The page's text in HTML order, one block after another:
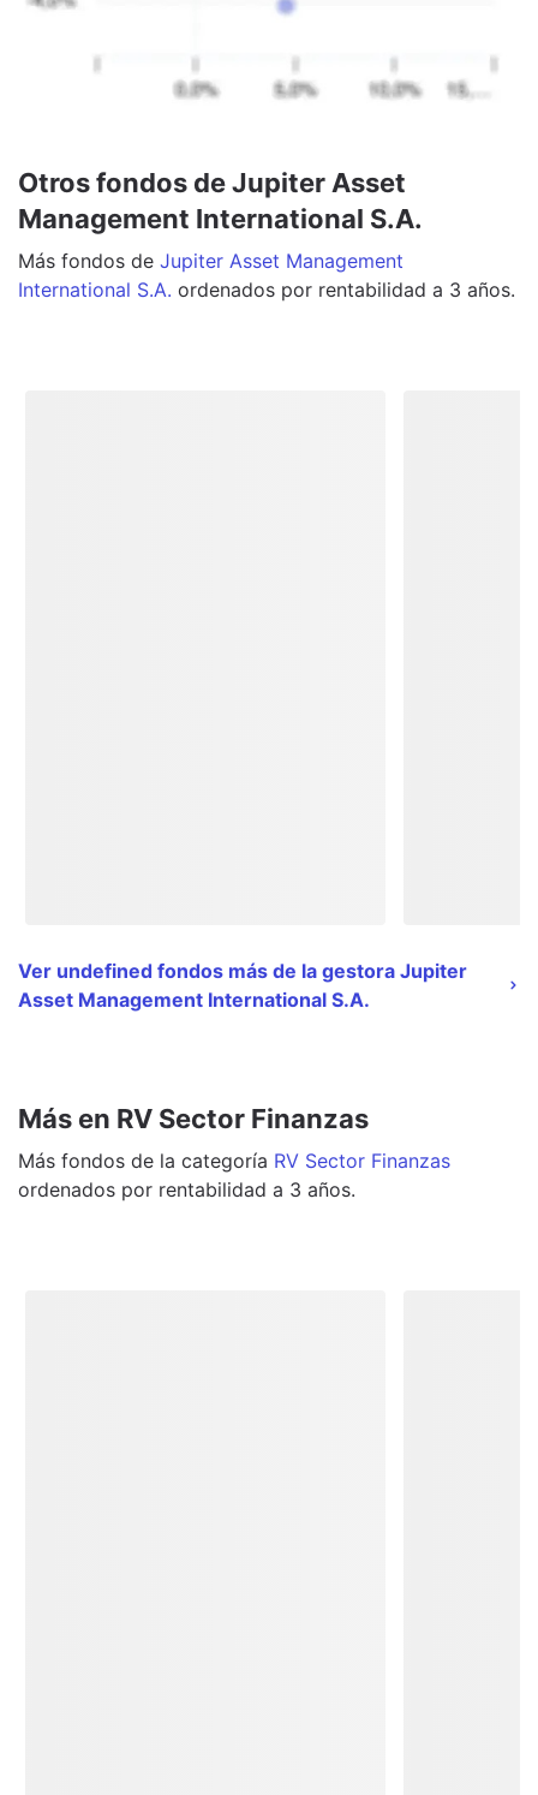
Otros fondos de Jupiter Asset
Management International S.A.
Más fondos de Jupiter Asset Management
International S.A. ordenados por rentabilidad a 3 años.
Ver undefined fondos más de la gestora Jupiter
Asset Management International S.A.
Más en RV Sector Finanzas
Más fondos de la categoría RV Sector Finanzas
ordenados por rentabilidad a 3 años.